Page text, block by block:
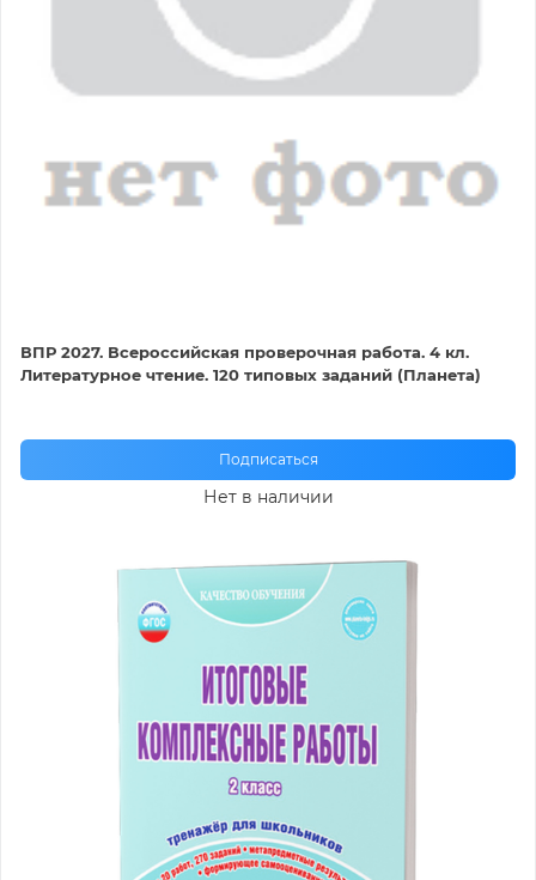
ВПР 2027. Всероссийская проверочная работа. 4 кл.
Литературное чтение. 120 типовых заданий (Планета)
Подписаться
Нет в наличии